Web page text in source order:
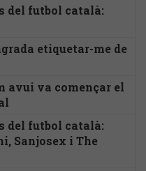
del futbol català:
etiquetar-me de
avui va començar el
del futbol català:
Sanjosex i The